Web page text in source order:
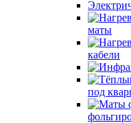
маты
кабели
под